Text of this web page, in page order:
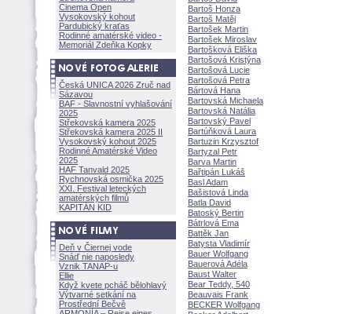
Cinema Open
Vysokovský kohout
Pardubický kraťas
Rodinné amatérské video -
Memoriál Zdeňka Kopky
Česká UNICA 2026 Zruč nad
Sázavou
BAF - Slavnostní vyhlašování
2025
Střekovská kamera 2025
Střekovská kamera 2025 II
Vysokovský kohout 2025
Rodinné Amatérské Video
2025
HAF Tanvald 2025
Rychnovská osmička 2025
XXI. Festival leteckých
amatérských filmů
KAPITÁN KID
Deň v Čiernej vode
Snáď nie naposledy
Vznik TANAP-u
Ellie
Když kvete pcháč bělohlavý
Výtvarné setkání na
Prostřední Bečvě
Bartoš Honza
Bartoš Matěj
Bartošek Martin
Bartošek Miroslav
Bartošková Eliška
Bartošová Kristýna
Bartošová Lucie
Bartošová Petra
Bártová Hana
Bartovská Michaela
Bartovská Natália
Bartovský Pavel
Bartúňková Laura
Bartuzin Krzysztof
Bartyzal Petr
Barva Martin
Bařtipán Luk
Basl Adam
Bašistová Linda
Batla David
Batoský Bertin
Bátrlová Ema
Battěk Jan
Batysta Vladimír
Bauer Wolfgang
Bauerová Adéla
Baust Walter
Bear Teddy, 540
Beauvais Frank
BECKER Wolfgang